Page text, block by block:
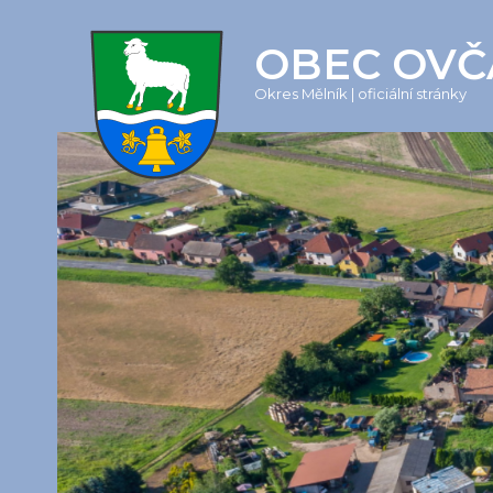
OBEC
Okres Mělník | oficiální stránky